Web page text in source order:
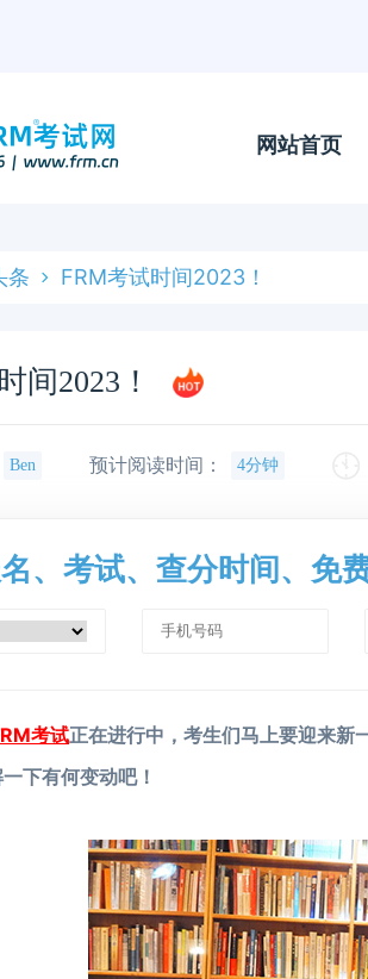
网站首页
条 FRM考试时间2023！
间2023！
Ben 预计阅读时间： 4分钟
、考试、查分时间、免
考试正在进行中，考生们马上要迎来
下有何变动吧！